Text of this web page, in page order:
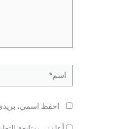
اسم*
احفظ اسمي،